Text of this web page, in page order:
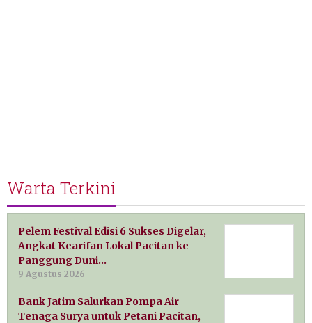
Warta Terkini
Pelem Festival Edisi 6 Sukses Digelar,
Angkat Kearifan Lokal Pacitan ke
Panggung Duni…
9 Agustus 2026
Bank Jatim Salurkan Pompa Air
Tenaga Surya untuk Petani Pacitan,